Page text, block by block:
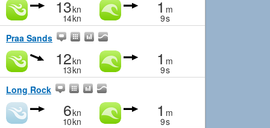
13kn
14kn
1 m
9s
Praa Sands
12kn
13kn
1 m
9s
Long Rock
6kn
10kn
1 m
9s